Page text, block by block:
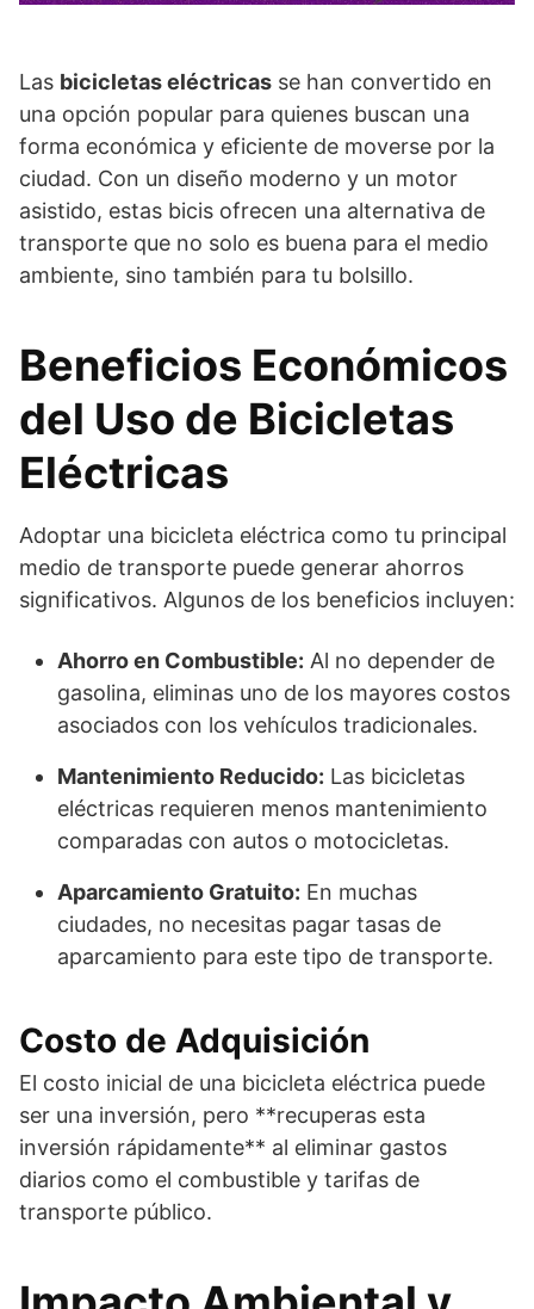
Las bicicletas eléctricas se han convertido en
una opción popular para quienes buscan una
forma económica y eficiente de moverse por la
ciudad. Con un diseño moderno y un motor
asistido, estas bicis ofrecen una alternativa de
transporte que no solo es buena para el medio
ambiente, sino también para tu bolsillo.
Beneficios Económicos
del Uso de Bicicletas
Eléctricas
Adoptar una bicicleta eléctrica como tu principal
medio de transporte puede generar ahorros
significativos. Algunos de los beneficios incluyen:
Ahorro en Combustible: Al no depender de
gasolina, eliminas uno de los mayores costos
asociados con los vehículos tradicionales.
Mantenimiento Reducido: Las bicicletas
eléctricas requieren menos mantenimiento
comparadas con autos o motocicletas.
Aparcamiento Gratuito: En muchas
ciudades, no necesitas pagar tasas de
aparcamiento para este tipo de transporte.
Costo de Adquisición
El costo inicial de una bicicleta eléctrica puede
ser una inversión, pero **recuperas esta
inversión rápidamente** al eliminar gastos
diarios como el combustible y tarifas de
transporte público.